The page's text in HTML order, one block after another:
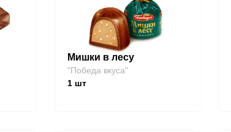
Мишки в лесу
"Победа вкуса"
1 шт